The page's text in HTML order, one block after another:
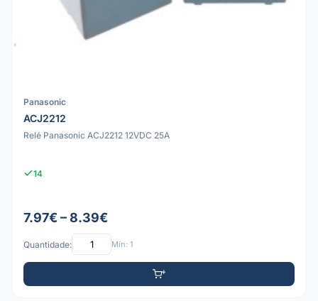
Panasonic
ACJ2212
Relé Panasonic ACJ2212 12VDC 25A
14
7.97€ – 8.39€
Quantidade: Mín: 1